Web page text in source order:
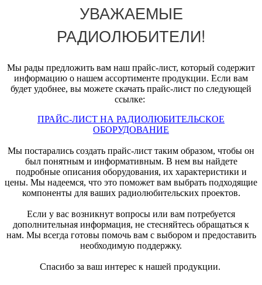
УВАЖАЕМЫЕ
РАДИОЛЮБИТЕЛИ!
Мы рады предложить вам наш прайс-лист, который содержит
информацию о нашем ассортименте продукции. Если вам
будет удобнее, вы можете скачать прайс-лист по следующей
ссылке:
ПРАЙС-ЛИСТ НА РАДИОЛЮБИТЕЛЬСКОЕ
ОБОРУДОВАНИЕ
Мы постарались создать прайс-лист таким образом, чтобы он
был понятным и информативным. В нем вы найдете
подробные описания оборудования, их характеристики и
цены. Мы надеемся, что это поможет вам выбрать подходящие
компоненты для ваших радиолюбительских проектов.
Если у вас возникнут вопросы или вам потребуется
дополнительная информация, не стесняйтесь обращаться к
нам. Мы всегда готовы помочь вам с выбором и предоставить
необходимую поддержку.
Спасибо за ваш интерес к нашей продукции.